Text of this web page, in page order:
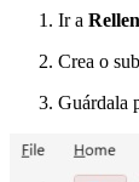
Ir a
Crea o
Guárdala